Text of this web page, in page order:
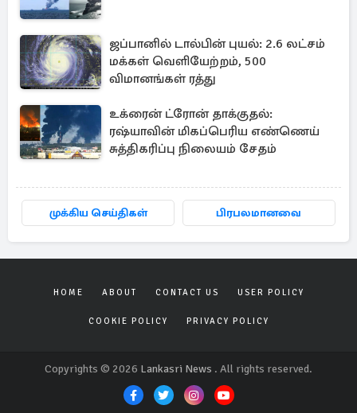
ஜப்பானில் டால்பின் புயல்: 2.6 லட்சம்
மக்கள் வெளியேற்றம், 500
விமானங்கள் ரத்து
உக்ரைன் ட்ரோன் தாக்குதல்:
ரஷ்யாவின் மிகப்பெரிய எண்ணெய்
சுத்திகரிப்பு நிலையம் சேதம்
முக்கிய செய்திகள் பிரபலமானவை
HOME ABOUT CONTACT US USER POLICY
COOKIE POLICY PRIVACY POLICY
Copyrights © 2026 Lankasri News . All rights reserved.